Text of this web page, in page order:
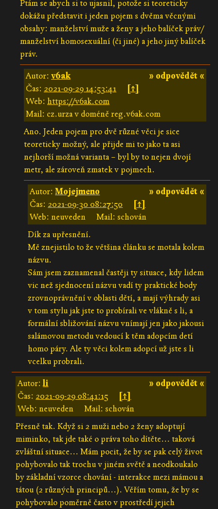
Ptám se abych si to ujasnil, potože si teoreticky
dokážu představit i jeden pojem s dvěma věcnými
obsahy: manželství muže a ženy a jeho balíček práv/
manželství homosexuální (či jiné) a jeho jiný balíček
práv.
» odpovědět «
Autor: v6ak
Čas: 2021-09-29 14:53:41
[↑]
Web: https://v6ak.com
Mail: cz.urza v doméně reg.v6ak.com
Ano. Jeden pojem pro dvě různé věci je sice
teoreticky možný, ale přijde mi to jako ta asi
nejhorší možná varianta – byl by to nejen dvojí
metr, ale zároveň zmatek v pojmech.
» odpovědět «
Autor:Mojejmeno
Čas: 2021-09-30 08:27:50
[↑]
Web: neuveden
Mail: schován
Dík za upřesnění.
Mě znejistilo to že většina článku se motala kolem
názvu.
Sám jsem zaznamenal častěji ty situace, kdy lidem
vic než sjednocení názvu vadí ty praktické body
zrovnoprávnění v oblasti dětí, a mají výhrady asi
v tom stylu jak jste to probírali ve vlákně s li, a
formální sbližování názvu vnímají jen jako jakousi
salámovou metodu vedoucí k těm adopcím detí
homo páry. Ale ty věci kolem adopcí už jste s li
vcelku probrali.
» odpovědět «
Autor:li
Čas: 2021-09-29 08:41:15
[↑]
Web: neuveden
Mail: schován
Přesně tak. Když si 2 muži nebo 2 ženy adoptují
miminko, tak jde také o práva toho dítěte... taková
zvláštní situace... Mám pocit, že by se pak celý život
pohybovalo tak trochu v jiném světě a neodkoukalo
by základní vzorce chování - interakce mezi mámou a
tátou (2 různých principů...). Věřím tomu, že by se
pohybovalo poměrně často v prostředí jejich